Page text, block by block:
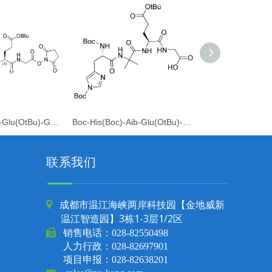
联系我们

成都市温江海峡两岸科技园【金地威新
温江智造园】3栋1-3层1/2区
 销售电话： 028-82550498
人力行政：028-82697901
项目申报：028-82638201